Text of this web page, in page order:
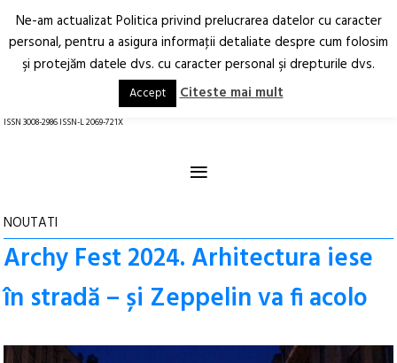
Arhitectură.
Oraș.
RO EN
ISSN 3008-2986 ISSN-L 2069-721X
≡
NOUTATI
Archy Fest 2024. Arhitectura iese
în stradă – și Zeppelin va fi acolo
Ne-am actualizat Politica privind prelucrarea datelor cu caracter
personal, pentru a asigura informaţii detaliate despre cum folosim
şi protejăm datele dvs. cu caracter personal şi drepturile dvs.
Accept Citeste mai mult